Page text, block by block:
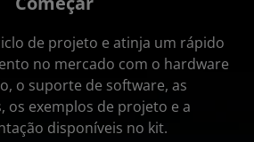
de projeto e atinja um rápido
no mercado com o hardware
o suporte de software, as
os exemplos de projeto e a
disponíveis no kit.